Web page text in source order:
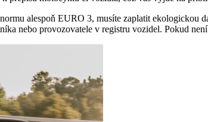
alespoň EURO 3, musíte zaplatit
nebo provozovatele v registru vozidel. Pokud